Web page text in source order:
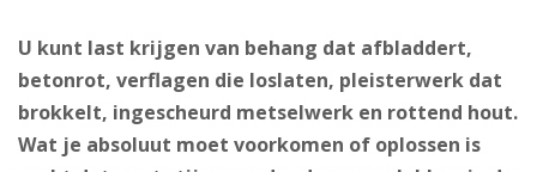
U kunt last krijgen van behang dat afbladdert,
betonrot, verflagen die loslaten, pleisterwerk dat
brokkelt, ingescheurd metselwerk en rottend hout.
Wat je absoluut moet voorkomen of oplossen is